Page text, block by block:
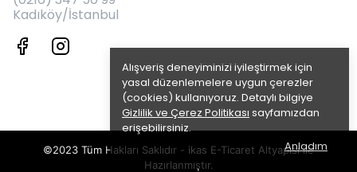
Alışveriş deneyiminizi iyileştirmek için
yasal düzenlemelere uygun çerezler
(cookies) kullanıyoruz. Detaylı bilgiye
Gizlilik ve Çerez Politikası sayfamızdan
erişebilirsiniz.
Anladım
Kadıköy/İstanbul
©2023 Tüm Hakları Saklıdır - ikas E-Ticaret Altyapısı ile
Hazırlanmıştır.